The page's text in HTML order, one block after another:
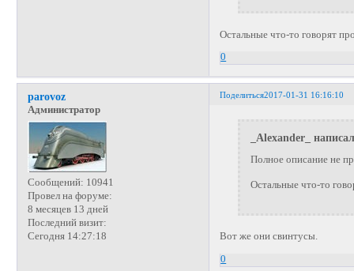
Остальные что-то говорят
0
Поделиться2017-01-31 16:16:10
parovoz
Администратор
Сообщений: 10941
Провел на форуме:
8 месяцев 13 дней
Последний визит:
Сегодня 14:27:18
_Alexander_
Полное описание не
Остальные что-то
Вот же они свинтусы.
0